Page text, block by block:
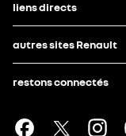
liens directs
autres sites Renault
restons connectés